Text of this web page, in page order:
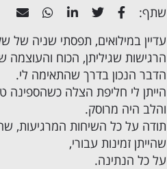
שתף:
עדיין במילואים, תפסתי שניה
הרגישות שגיליתן, הכוח
הדבר הנכון בדרך שהתאימה לי.
הייתן לי חליפת הצלה כשהספינה
והלב היה מרוסק.
תודה על כל השיחות המרגיעות,
שהייתן זמינות עבורי,
על כל הנתינה.